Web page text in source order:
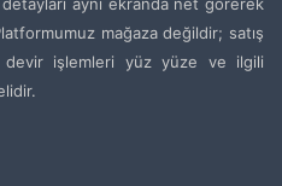
mağaza değildir; satış
işlemleri yüz yüze ve ilgili